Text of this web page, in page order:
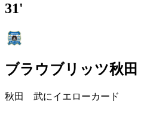
31'
ブラウブリッツ秋田
秋田 武にイエローカード